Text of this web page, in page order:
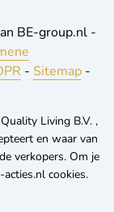
BE-group.nl -
- Sitemap-
Living B.V. ,
en waar van
verkopers. Om je
cookies.